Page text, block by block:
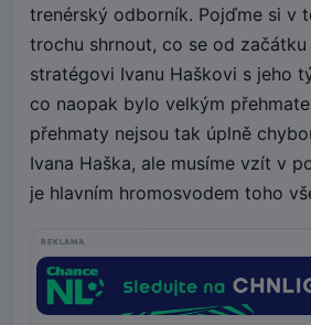
trenérský odborník. Pojďme si v
trochu shrnout, co se od
stratégovi Ivanu Haškovi s jeho
co naopak bylo velkým
přehmaty nejsou tak úplně
Ivana Haška, ale musíme vzít v
je hlavním hromosvodem toho
REKLAMA